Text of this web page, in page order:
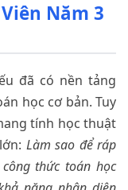
Năm 3
đã có nền tảng
học cơ bản. Tuy
tính học thuật
Làm sao để ráp
thức toán học